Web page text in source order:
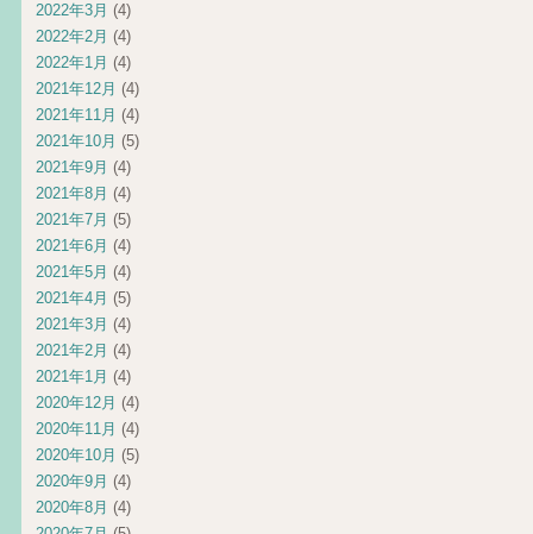
2022年3月 (4)
2022年2月 (4)
2022年1月 (4)
2021年12月 (4)
2021年11月 (4)
2021年10月 (5)
2021年9月 (4)
2021年8月 (4)
2021年7月 (5)
2021年6月 (4)
2021年5月 (4)
2021年4月 (5)
2021年3月 (4)
2021年2月 (4)
2021年1月 (4)
2020年12月 (4)
2020年11月 (4)
2020年10月 (5)
2020年9月 (4)
2020年8月 (4)